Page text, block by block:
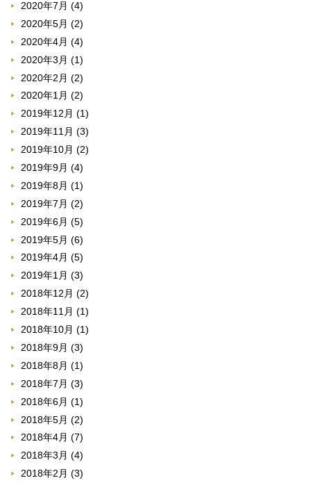
2020年7月 (4)
2020年5月 (2)
2020年4月 (4)
2020年3月 (1)
2020年2月 (2)
2020年1月 (2)
2019年12月 (1)
2019年11月 (3)
2019年10月 (2)
2019年9月 (4)
2019年8月 (1)
2019年7月 (2)
2019年6月 (5)
2019年5月 (6)
2019年4月 (5)
2019年1月 (3)
2018年12月 (2)
2018年11月 (1)
2018年10月 (1)
2018年9月 (3)
2018年8月 (1)
2018年7月 (3)
2018年6月 (1)
2018年5月 (2)
2018年4月 (7)
2018年3月 (4)
2018年2月 (3)